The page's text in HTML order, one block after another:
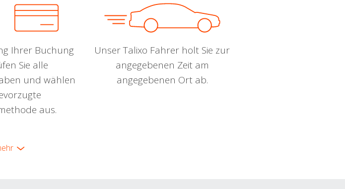
Ihrer Buchung
Sie alle
und wählen
aus.
Unser Talixo Fahrer holt Sie zur
angegebenen Zeit am
angegebenen Ort ab.